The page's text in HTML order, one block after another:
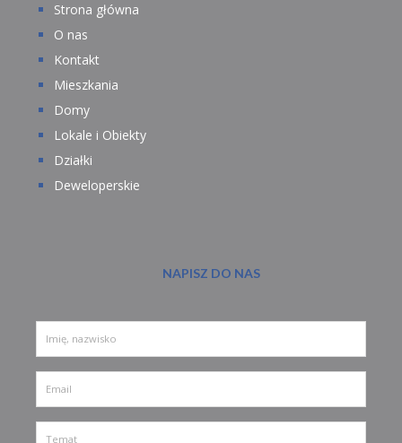
Strona główna
O nas
Kontakt
Mieszkania
Domy
Lokale i Obiekty
Działki
Deweloperskie
NAPISZ DO NAS